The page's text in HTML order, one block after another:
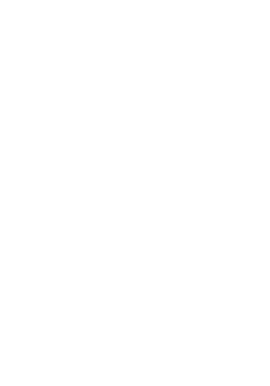
Europa y Latinoamérica.